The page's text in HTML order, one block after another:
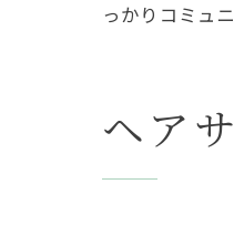
っかりコミュ
ヘア